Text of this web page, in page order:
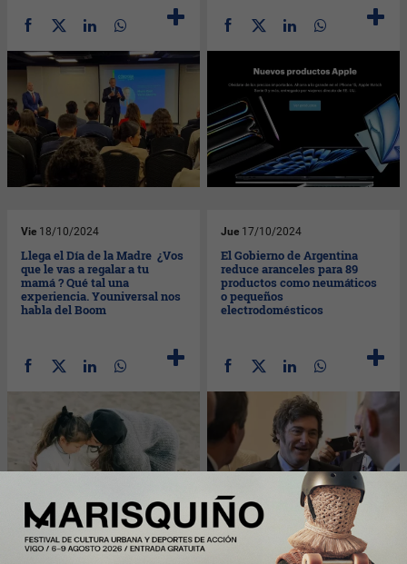
Vie 18/10/2024
Llega el Día de la Madre ¿Vos
que le vas a regalar a tu
mamá ? Qué tal una
experiencia. Youniversal nos
habla del Boom
Jue 17/10/2024
El Gobierno de Argentina
reduce aranceles para 89
productos como neumáticos
o pequeños
electrodomésticos